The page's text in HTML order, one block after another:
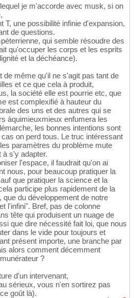
je m'accorde avec musk, si on
T, une possibilité infinie d'expansion,
de questions.
qui semble résoudre des
qu'occuper les corps et les esprits
et la déchéance).
de même qu'il ne s'agit pas tant de
et ce que cela à produit,
la société elle est pourrie etc, que
est complexifié à hauteur du
des uns et des autres qui se
àquimieuxmieux enfumera les
les bonnes intentions sont
on perd tous. Le truc intéressant
paramètres du problème mute
à s'y adapter.
l'espace, il faudrait qu'on ai
nous, pour beaucoup pratiquer la
que pratiquer la science et la
participe plus rapidement de la
que du développement de notre
l'infini". Bref, pas de colonne
tête qui produisent un nuage de
que dire nécessité fait loi, que nous
dans le vide pour toujours et
présent importe, une branche par
alors comment décemment
?
d'un intervenant,
sérieux, vous n'en sortirez pas
goût là).